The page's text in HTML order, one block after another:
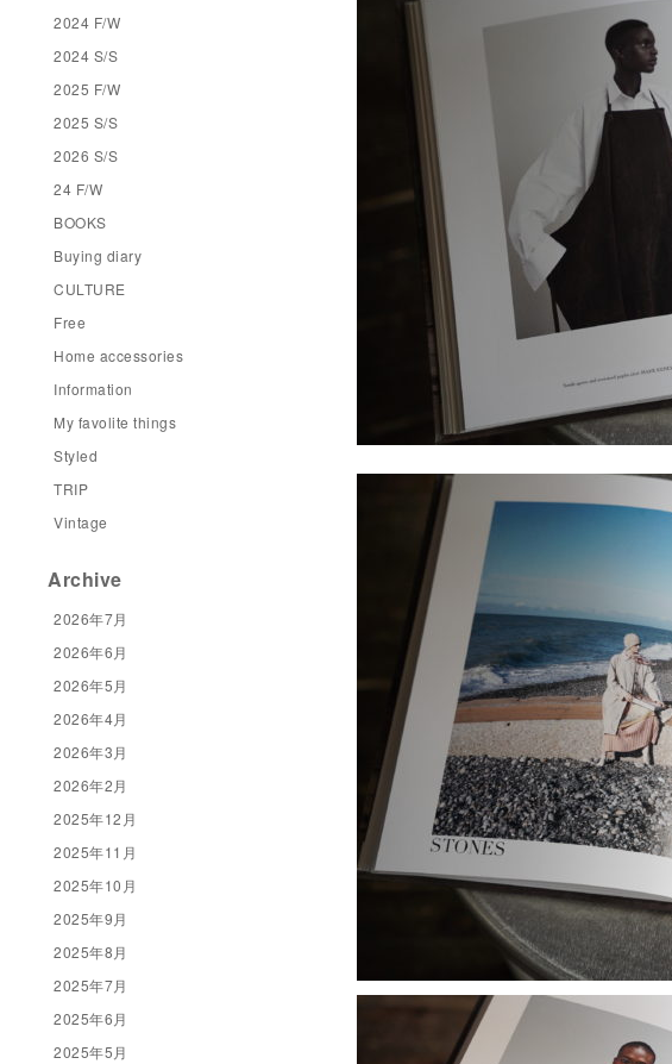
2024 F/W
2024 S/S
2025 F/W
2025 S/S
2026 S/S
24 F/W
BOOKS
Buying diary
CULTURE
Free
Home accessories
Information
My favolite things
Styled
TRIP
Vintage
Archive
2026年7月
2026年6月
2026年5月
2026年4月
2026年3月
2026年2月
2025年12月
2025年11月
2025年10月
2025年9月
2025年8月
2025年7月
2025年6月
2025年5月